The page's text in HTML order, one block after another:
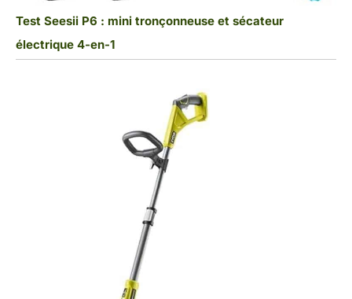
Test Seesii P6 : mini tronçonneuse et sécateur
électrique 4-en-1